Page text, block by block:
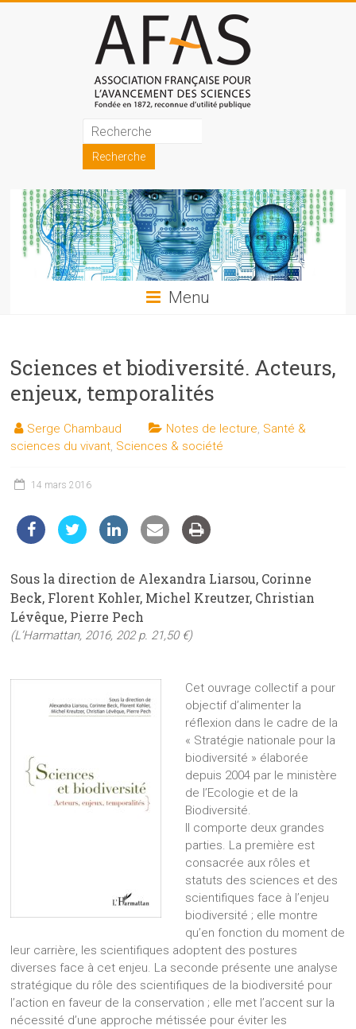
Association
française
pour
l'avancement
des
sciences
les
sciences
et
les
techniques
du
Menu
Sciences et biodiversité. Acteurs,
enjeux, temporalités
Serge Chambaud Notes de lecture Santé &
sciences du vivant Sciences & société
14 mars 2016
Sous la direction de Alexandra Liarsou, Corinne
Beck, Florent Kohler, Michel Kreutzer, Christian
Lévêque, Pierre Pech
(L’Harmattan, 2016, 202 p. 21,50 €)
Cet ouvrage collectif a pour
objectif d’alimenter la
réflexion dans le cadre de la
« Stratégie nationale pour la
biodiversité » élaborée
depuis 2004 par le ministère
de l’Ecologie et de la
Biodiversité.
Il comporte deux grandes
parties. La première est
consacrée aux rôles et
statuts des sciences et des
scientifiques face à l’enjeu
biodiversité ; elle montre
qu’en fonction du moment de
leur carrière, les scientifiques adoptent des postures
diverses face à cet enjeu. La seconde présente une analyse
stratégique du rôle des scientifiques de la biodiversité pour
l’action en faveur de la conservation ; elle met l’accent sur la
nécessité d’une approche métissée pour éviter les